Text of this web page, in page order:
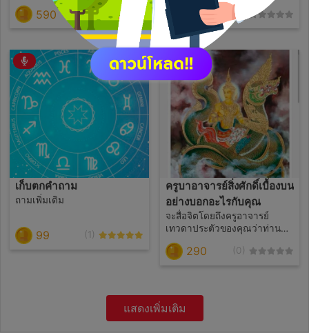
อย่างไรก็ไม่รุ่ง พบอุปสรรคชีวิต
มากมายที่เข้ามาแบบไม่ทันตั้ง
ตัว ใช้หลักการพยากรณ์โดย
ศาสตร์ยูเรเนียนเพื่อเปิด ดวง
ชะตาให้เห็นถึงภาวะกรรและบุญ
ในรูปแแบบต่างๆให้ได้รับรู้เพื่อ
ทำการแก้ไข พร้อมวิธีแนะนำ
อย่างละเอียด
590 (0)
คู่แท้ของท่านในพื้นดวงชะตา
ของคุณว่าจะพบเจอเมื่อไรเมื่อ
พบเจอกันแล้วความสัมพันธ์จะ
ไปในทิศทางใดจะสมหวังกัน
หรือไม่พร้อมคำแนะนำในการ
เสริมดวงในเรื่องความรัก
590 (0)
เก็บตกคำถาม
ถามเพิ่มเติม
99 (1)
ครูบาอาจารย์สิ่งศักดิ์เบื้องบน
อย่างบอกอะไรกับคุณ
จะสื่อจิตโดยถึงครูอาจารย์
เทวดาประตัวของคุณว่าท่าน
อยากจะบอกอะไร ติดกรรมอะไร
อยู่ ควรทำความดีหรือทำบุญ
290 (0)
แสดงเพิ่มเติม